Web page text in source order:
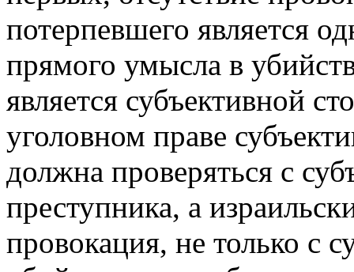
потерпевшего является
прямого умысла в
является субъективной
уголовном праве
должна проверяться с
преступника, а
провокация, не только с